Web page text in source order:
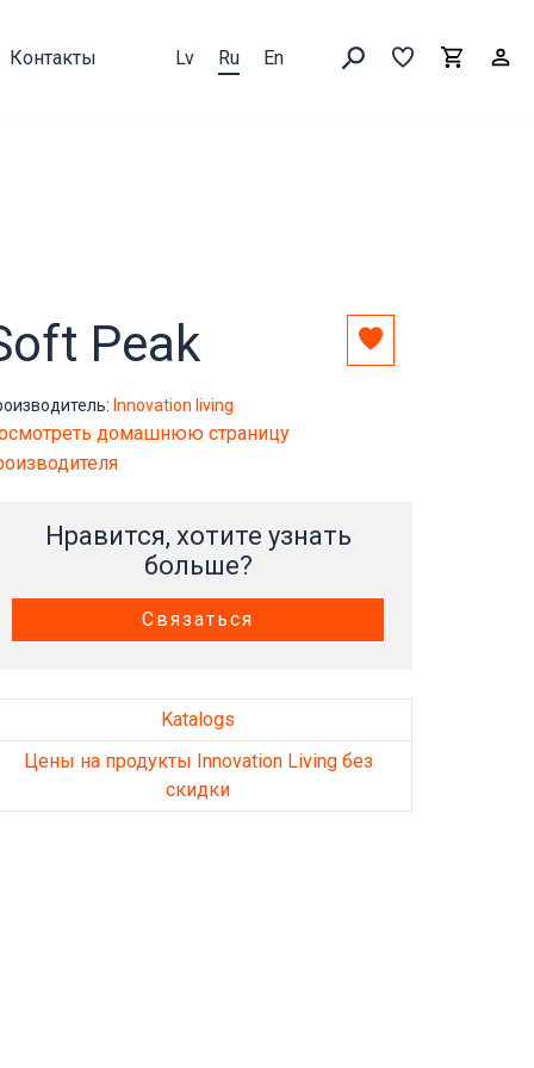
Контакты Lv Ru En Искать товары
Выборка
Peak
Добавить
Innovation living
домашнюю страницу
Нравится, хотите узнать
больше?
Связаться
Katalogs
Цены на продукты Innovation Living без
скидки